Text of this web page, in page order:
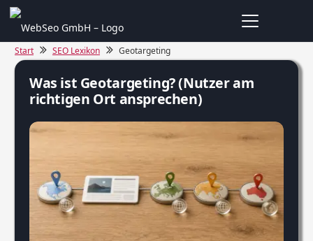
Start SEO Lexikon Geotargeting
Was ist Geotargeting? (Nutzer am
richtigen Ort ansprechen)